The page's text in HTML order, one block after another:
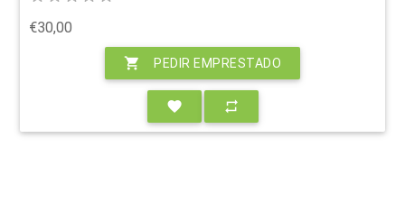
€30,00
shopping_cart PEDIR EMPRESTADO
favorite repeat